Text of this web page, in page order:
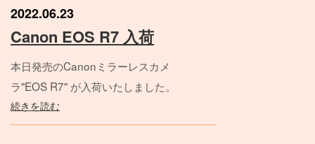
2022.06.23
Canon EOS R7 入荷
本日発売のCanonミラーレスカメ
ラ"EOS R7" が入荷いたしました。
続きを読む